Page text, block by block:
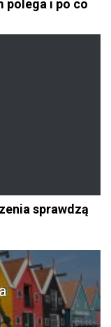
polega i po co
sprawdzą